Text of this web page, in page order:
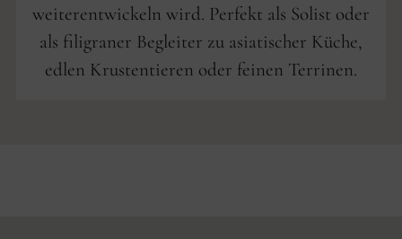
weiterentwickeln wird. Perfekt als Solist oder
als filigraner Begleiter zu asiatischer Küche,
edlen Krustentieren oder feinen Terrinen.